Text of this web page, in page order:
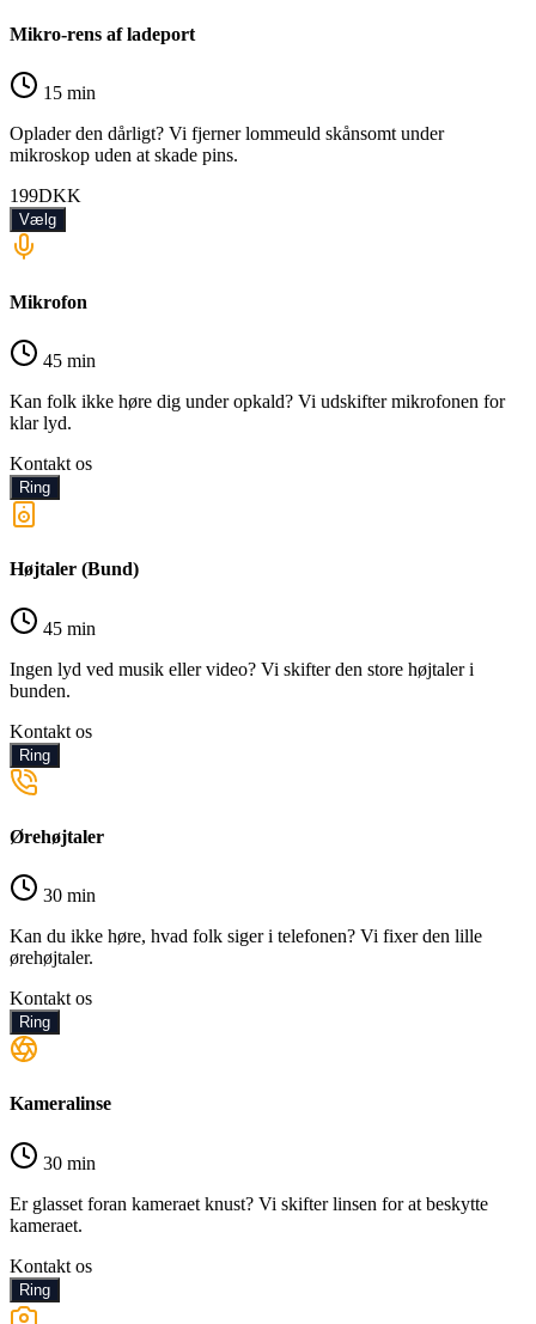
Mikro-rens af ladeport
15 min
Oplader den dårligt? Vi fjerner lommeuld skånsomt under
mikroskop uden at skade pins.
199DKK
Vælg
Mikrofon
45 min
Kan folk ikke høre dig under opkald? Vi udskifter mikrofonen for
klar lyd.
Kontakt os
Ring
Højtaler (Bund)
45 min
Ingen lyd ved musik eller video? Vi skifter den store højtaler i
bunden.
Kontakt os
Ring
Ørehøjtaler
30 min
Kan du ikke høre, hvad folk siger i telefonen? Vi fixer den lille
ørehøjtaler.
Kontakt os
Ring
Kameralinse
30 min
Er glasset foran kameraet knust? Vi skifter linsen for at beskytte
kameraet.
Kontakt os
Ring